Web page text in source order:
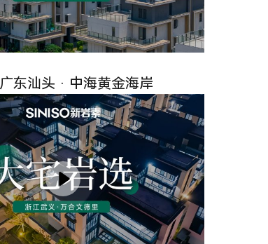
广东汕头 · 中海黄金海岸